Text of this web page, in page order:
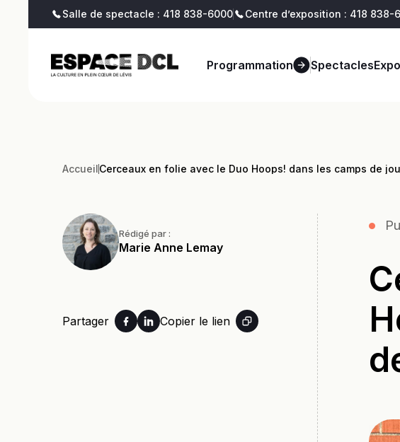
Salle de spectacle : 418 838-6000 Centre d’exposition : 418 838-
Programmation Spectacles
Billetterie Blogue soutenir
AccueilCerceaux en folie avec le Duo Hoops! dans les camps de
Rédigé par :
Marie Anne Lemay
Partager Copier le lien